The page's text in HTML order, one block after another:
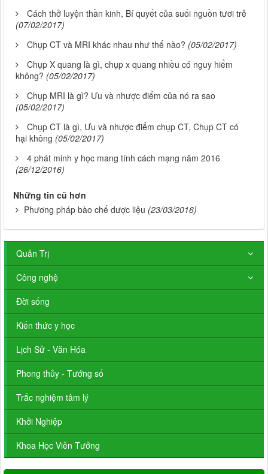
Cách thở luyện thần kinh, Bí quyết của suối nguồn tươi trẻ
(07/02/2017)
Chụp CT và MRI khác nhau như thế nào? (05/02/2017)
Chụp X quang là gì, chụp x quang nhiều có nguy hiểm
không? (05/02/2017)
Chụp MRI là gì? Ưu và nhược điểm của nó ra sao
(05/02/2017)
Chụp CT là gì, Ưu và nhược điểm chụp CT, Chụp CT có
hại không (05/02/2017)
4 phát minh y học mang tính cách mạng năm 2016
(26/12/2016)
Những tin cũ hơn
Phương pháp bào chế dược liệu (23/03/2016)
Quản Trị
Công nghệ
Đời sống
Kiến thức y học
Lịch Sử - Văn Hóa
Phong thủy - Tướng số
Trắc nghiệm tâm lý
Khởi Nghiệp
Khoa Học Viễn Tưởng